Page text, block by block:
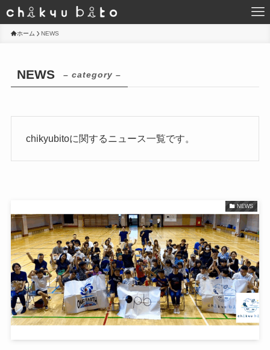
ホーム NEWS
NEWS – category –
chikyubitoに関するニュース一覧です。
NEWS